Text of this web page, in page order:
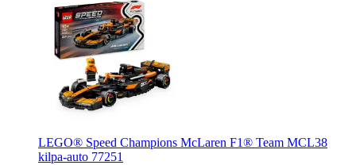
LEGO® Speed Champions McLaren F1® Team MCL38
kilpa-auto 77251